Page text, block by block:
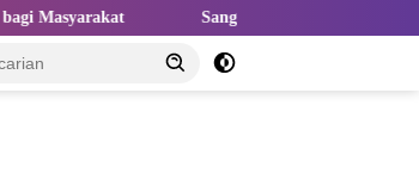
Sangat Perlu Kolaborasi Kampus dan Industri